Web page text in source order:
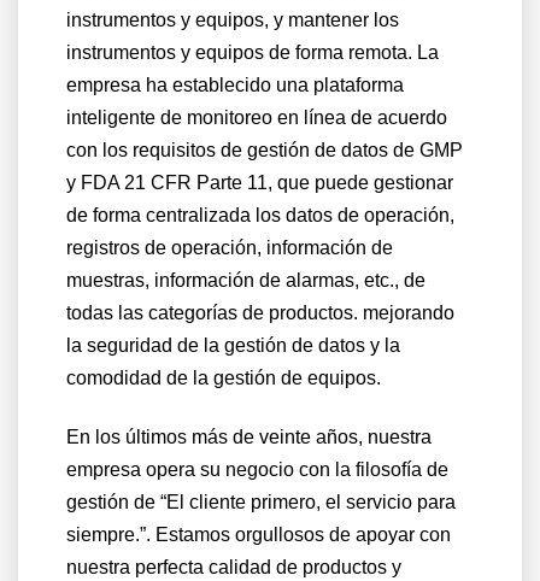
instrumentos y equipos, y mantener los
instrumentos y equipos de forma remota. La
empresa ha establecido una plataforma
inteligente de monitoreo en línea de acuerdo
con los requisitos de gestión de datos de GMP
y FDA 21 CFR Parte 11, que puede gestionar
de forma centralizada los datos de operación,
registros de operación, información de
muestras, información de alarmas, etc., de
todas las categorías de productos. mejorando
la seguridad de la gestión de datos y la
comodidad de la gestión de equipos.
En los últimos más de veinte años, nuestra
empresa opera su negocio con la filosofía de
gestión de “El cliente primero, el servicio para
siempre.”. Estamos orgullosos de apoyar con
nuestra perfecta calidad de productos y